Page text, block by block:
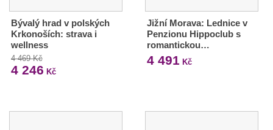
Bývalý hrad v polských
Krkonoších: strava i
wellness
4 469 Kč
4 246 Kč
Jižní Morava: Lednice v
Penzionu Hippoclub s
romantickou…
4 491 Kč